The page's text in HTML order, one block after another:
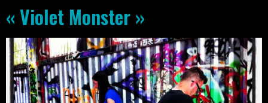
« Violet Monster »